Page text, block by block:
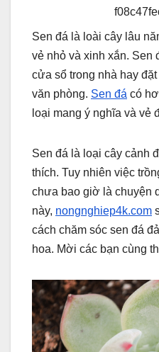
Sen đá là loài cây lâu
vẻ nhỏ và xinh xắn. Sen
cửa sổ trong nhà hay
văn phòng. Sen đá có
loại mang ý nghĩa và vẻ
Sen đá là loại cây cảnh
thích. Tuy nhiên việc
chưa bao giờ là chuyện
này, nongnghiep4k.com
cách chăm sóc sen đá
hoa. Mời các bạn cùng